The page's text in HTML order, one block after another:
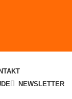
NEWSLETTER